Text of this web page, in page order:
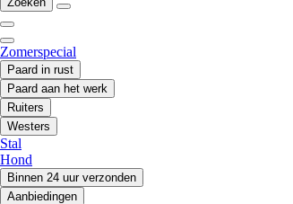
Zomerspecial
Paard in rust
Paard aan het werk
Ruiters
Westers
Stal
Hond
Binnen 24 uur verzonden
Aanbiedingen